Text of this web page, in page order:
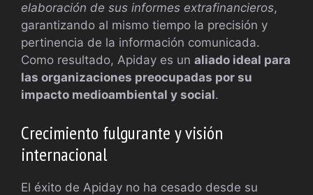
elaboración de sus informes extrafinancieros,
garantizando al mismo tiempo la precisión y
pertinencia de la información comunicada.
Como resultado, Apiday es un aliado ideal para
las organizaciones preocupadas por su
impacto medioambiental y social.
Crecimiento fulgurante y visión
internacional
El éxito de Apiday no ha cesado desde su